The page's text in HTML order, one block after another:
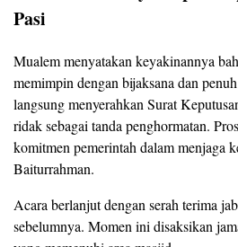
Pasi
Mualem menyatakan keyakinannya
memimpin dengan bijaksana dan
langsung menyerahkan Surat
ridak sebagai tanda penghormatan.
komitmen pemerintah dalam menjaga
Baiturrahman.
Acara berlanjut dengan serah terima
sebelumnya. Momen ini disaksikan